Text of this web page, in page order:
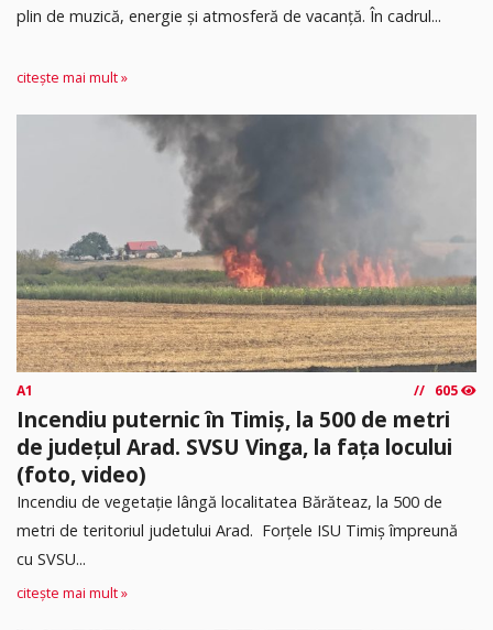
plin de muzică, energie și atmosferă de vacanță. În cadrul...
citește mai mult »
A1 605
Incendiu puternic în Timiș, la 500 de metri
de județul Arad. SVSU Vinga, la fața locului
(foto, video)
Incendiu de vegetație lângă localitatea Bărăteaz, la 500 de
metri de teritoriul judetului Arad. Forțele ISU Timiș împreună
cu SVSU...
citește mai mult »